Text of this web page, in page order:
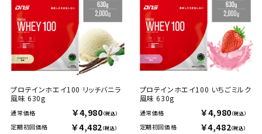
プロテインホエイ100 リッチバニラ
風味 630g
通常価格 ￥4,980（税込）
定期初回価格 ￥4,482（税込）
プロテインホエイ100 いちごミルク
風味 630g
通常価格 ￥4,980（税込）
定期初回価格 ￥4,482（税込）